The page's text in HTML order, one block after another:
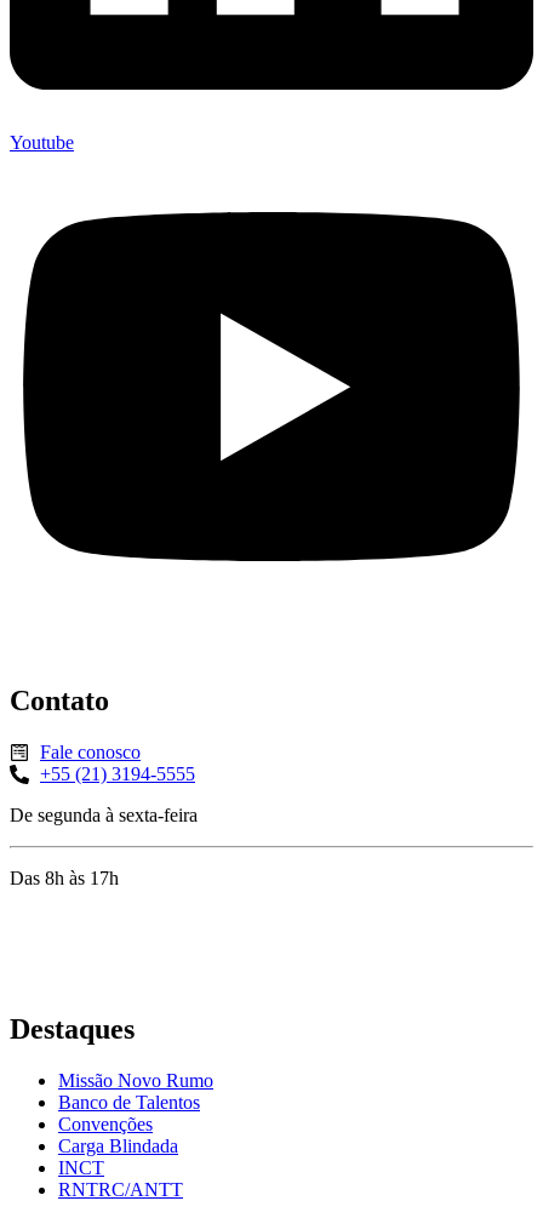
Youtube
Contato
Fale conosco
+55 (21) 3194-5555
De segunda à sexta-feira
Das 8h às 17h
Destaques
Missão Novo Rumo
Banco de Talentos
Convenções
Carga Blindada
INCT
RNTRC/ANTT